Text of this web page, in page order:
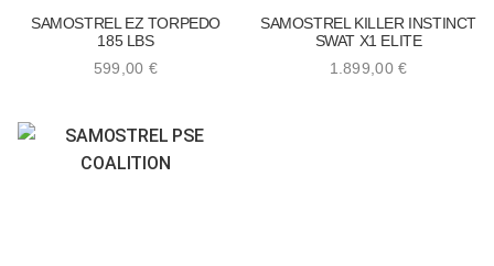
599,00 €
SAMOSTREL EZ TORPEDO
185 LBS
1.899,00€
SAMOSTREL KILLER INSTINCT
SWAT X1 ELITE